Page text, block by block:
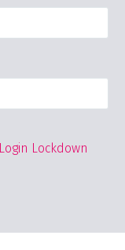
Login Lockdown